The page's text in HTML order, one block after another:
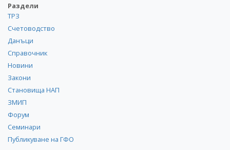
Раздели
ТРЗ
Счетоводство
Данъци
Справочник
Новини
Закони
Становища НАП
ЗМИП
Форум
Семинари
Публикуване на ГФО